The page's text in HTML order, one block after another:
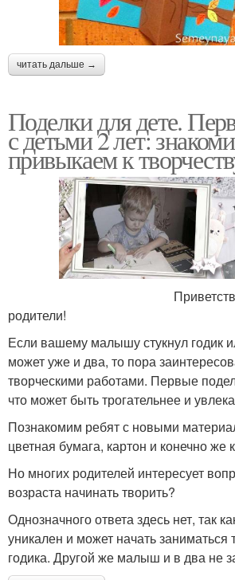
читать дальше →
Поделки для дете.
с детьми 2 лет:
привыкаем к
Приветствую вас,
родители!
Если вашему малышу стукнул годик
может уже и два, то пора
творческими работами. Первые
что может быть трогательнее и
Познакомим ребят с новыми
цветная бумага, картон и конечно же
Но многих родителей интересует
возраста начинать творить?
Однозначного ответа здесь нет, так
уникален и может начать заниматься
годика. Другой же малыш и в два не